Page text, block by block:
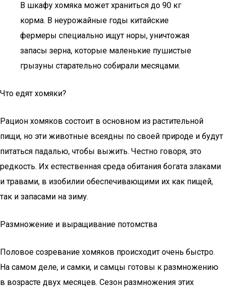
В шкафу хомяка может храниться до 90 кг
корма. В неурожайные годы китайские
фермеры специально ищут норы, уничтожая
запасы зерна, которые маленькие пушистые
грызуны старательно собирали месяцами.
Что едят хомяки?
Рацион хомяков состоит в основном из растительной
пищи, но эти животные всеядны по своей природе и будут
питаться падалью, чтобы выжить. Честно говоря, это
редкость. Их естественная среда обитания богата злаками
и травами, в изобилии обеспечивающими их как пищей,
так и запасами на зиму.
Размножение и выращивание потомства
Половое созревание хомяков происходит очень быстро.
На самом деле, и самки, и самцы готовы к размножению
в возрасте двух месяцев. Сезон размножения этих